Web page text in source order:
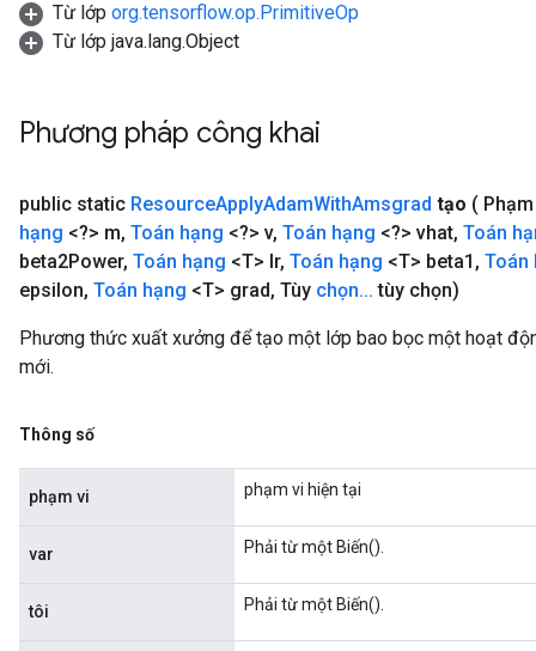
Từ lớp org.tensorflow.op.PrimitiveOp
Từ lớp java.lang.Object
Phương pháp công khai
public static ResourceApplyAdamWithAmsgrad tạo (
hạng <?> m, Toán hạng <?> v, Toán hạng <?> vhat, Toán
beta2Power, Toán hạng <T> lr, Toán hạng <T> beta1 , Toán
epsilon, Toán hạng <T> grad, Tùy chọn... tùy chọn)
Phương thức xuất xưởng để tạo một lớp bao bọc một hoạt
mới.
Thông số
phạm vi phạm vi hiện tại
var Phải từ một Biến().
tôi Phải từ một Biến().